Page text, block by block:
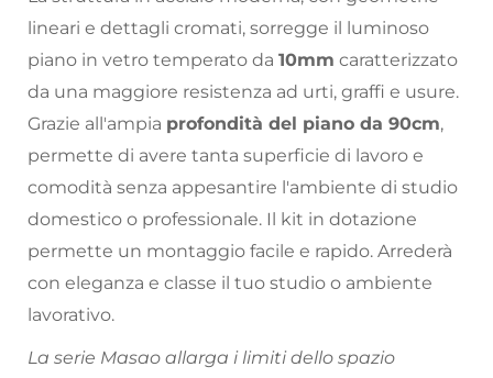
lineari e dettagli cromati, sorregge il luminoso
piano in vetro temperato da 10mm caratterizzato
da una maggiore resistenza ad urti, graffi e usure.
Grazie all'ampia profondità del piano da 90cm,
permette di avere tanta superficie di lavoro e
comodità senza appesantire l'ambiente di studio
domestico o professionale. Il kit in dotazione
permette un montaggio facile e rapido. Arrederà
con eleganza e classe il tuo studio o ambiente
lavorativo.
La serie Masao allarga i limiti dello spazio